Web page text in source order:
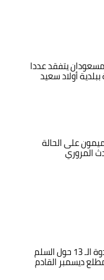
يتفقد عددا
أولاد سعيد
على الحالة
المروري
الجزائر تستضيف الندوة الـ 13 حول السلم
ديسمبر القادم